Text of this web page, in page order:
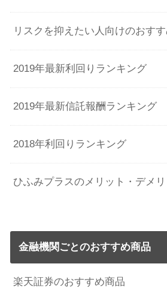
リスクを抑えたい人向けのおす
2019年最新利回りランキング
2019年最新信託報酬ランキング
2018年利回りランキング
ひふみプラスのメリット・デメリ
金融機関ごとのおすすめ商品
楽天証券のおすすめ商品